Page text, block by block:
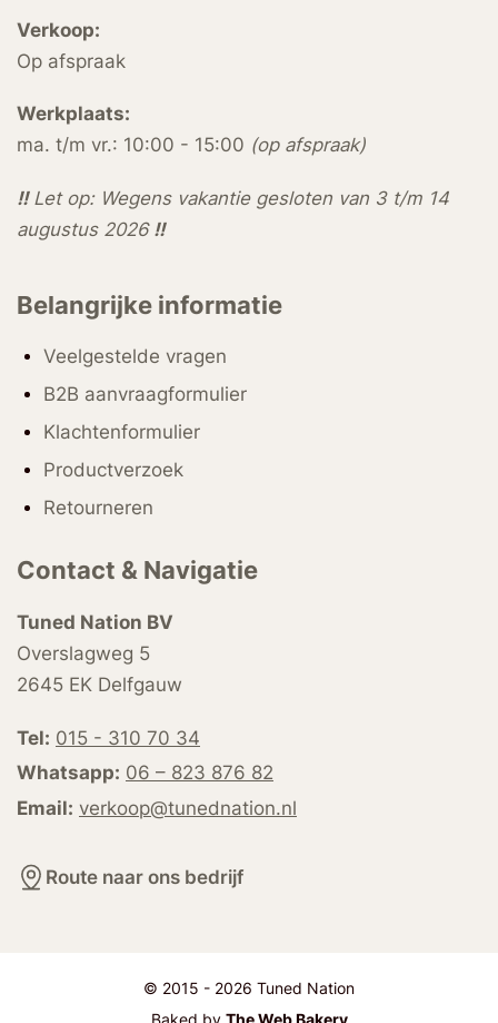
Verkoop:
Op afspraak
Werkplaats:
ma. t/m vr.: 10:00 - 15:00 (op afspraak)
!!Let op: Wegens vakantie gesloten van 3 t/m 14
augustus 2026 !!
Belangrijke informatie
Veelgestelde vragen
B2B aanvraagformulier
Klachtenformulier
Productverzoek
Retourneren
Contact & Navigatie
Tuned Nation BV
Overslagweg 5
2645 EK Delfgauw
Tel: 015 - 310 70 34
Whatsapp: 06 – 823 876 82
Email: verkoop@tunednation.nl
Route naar ons bedrijf
© 2015 - 2026 Tuned Nation
Baked by The Web Bakery